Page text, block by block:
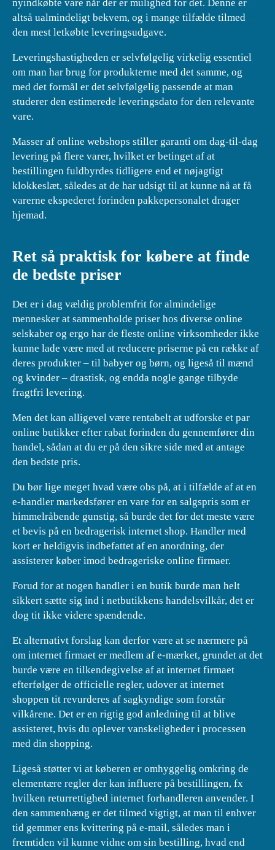
nyindkøbte vare når der er mulighed for det. Denne er
altså ualmindeligt bekvem, og i mange tilfælde tilmed
den mest letkøbte leveringsudgave.
Leveringshastigheden er selvfølgelig virkelig essentiel
om man har brug for produkterne med det samme, og
med det formål er det selvfølgelig passende at man
studerer den estimerede leveringsdato for den relevante
vare.
Masser af online webshops stiller garanti om dag-til-dag
levering på flere varer, hvilket er betinget af at
bestillingen fuldbyrdes tidligere end et nøjagtigt
klokkeslæt, således at de har udsigt til at kunne nå at få
varerne ekspederet forinden pakkepersonalet drager
hjemad.
Ret så praktisk for købere at finde
de bedste priser
Det er i dag vældig problemfrit for almindelige
mennesker at sammenholde priser hos diverse online
selskaber og ergo har de fleste online virksomheder ikke
kunne lade være med at reducere priserne på en række af
deres produkter – til babyer og børn, og ligeså til mænd
og kvinder – drastisk, og endda nogle gange tilbyde
fragtfri levering.
Men det kan alligevel være rentabelt at udforske et par
online butikker efter rabat forinden du gennemfører din
handel, sådan at du er på den sikre side med at antage
den bedste pris.
Du bør lige meget hvad være obs på, at i tilfælde af at en
e-handler markedsfører en vare for en salgspris som er
himmelråbende gunstig, så burde det for det meste være
et bevis på en bedragerisk internet shop. Handler med
kort er heldigvis indbefattet af en anordning, der
assisterer køber imod bedrageriske online firmaer.
Forud for at nogen handler i en butik burde man helt
sikkert sætte sig ind i netbutikkens handelsvilkår, det er
dog tit ikke videre spændende.
Et alternativt forslag kan derfor være at se nærmere på
om internet firmaet er medlem af e-mærket, grundet at det
burde være en tilkendegivelse af at internet firmaet
efterfølger de officielle regler, udover at internet
shoppen tit revurderes af sagkyndige som forstår
vilkårene. Det er en rigtig god anledning til at blive
assisteret, hvis du oplever vanskeligheder i processen
med din shopping.
Ligeså støtter vi at køberen er omhyggelig omkring de
elementære regler der kan influere på bestillingen, fx
hvilken returrettighed internet forhandleren anvender. I
den sammenhæng er det tilmed vigtigt, at man til enhver
tid gemmer ens kvittering på e-mail, således man i
fremtiden vil kunne vidne om sin bestilling, hvad end